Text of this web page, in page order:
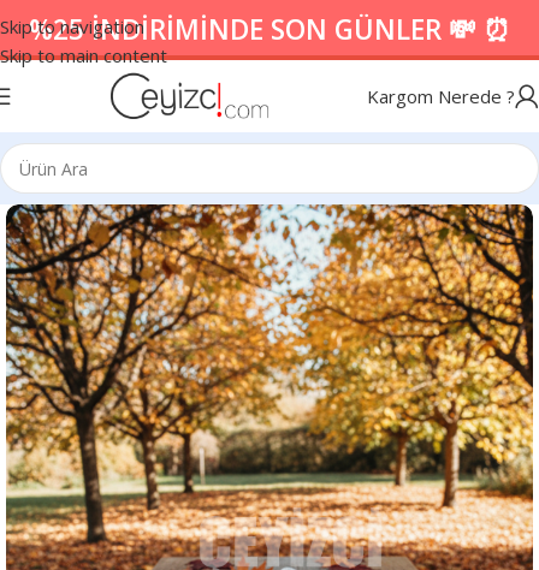
Skip to navigation
Skip to main content
%25 İNDİRİMİNDE SON GÜNLER 💸 ⏰
Kargom Nerede ?